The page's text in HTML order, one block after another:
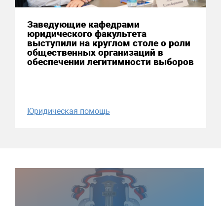
Заведующие кафедрами
юридического факультета
выступили на круглом столе о роли
общественных организаций в
обеспечении легитимности выборов
Юридическая помощь